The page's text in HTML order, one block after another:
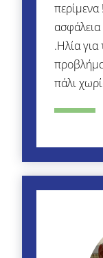
περίμενα
.Ηλία για
πάλι